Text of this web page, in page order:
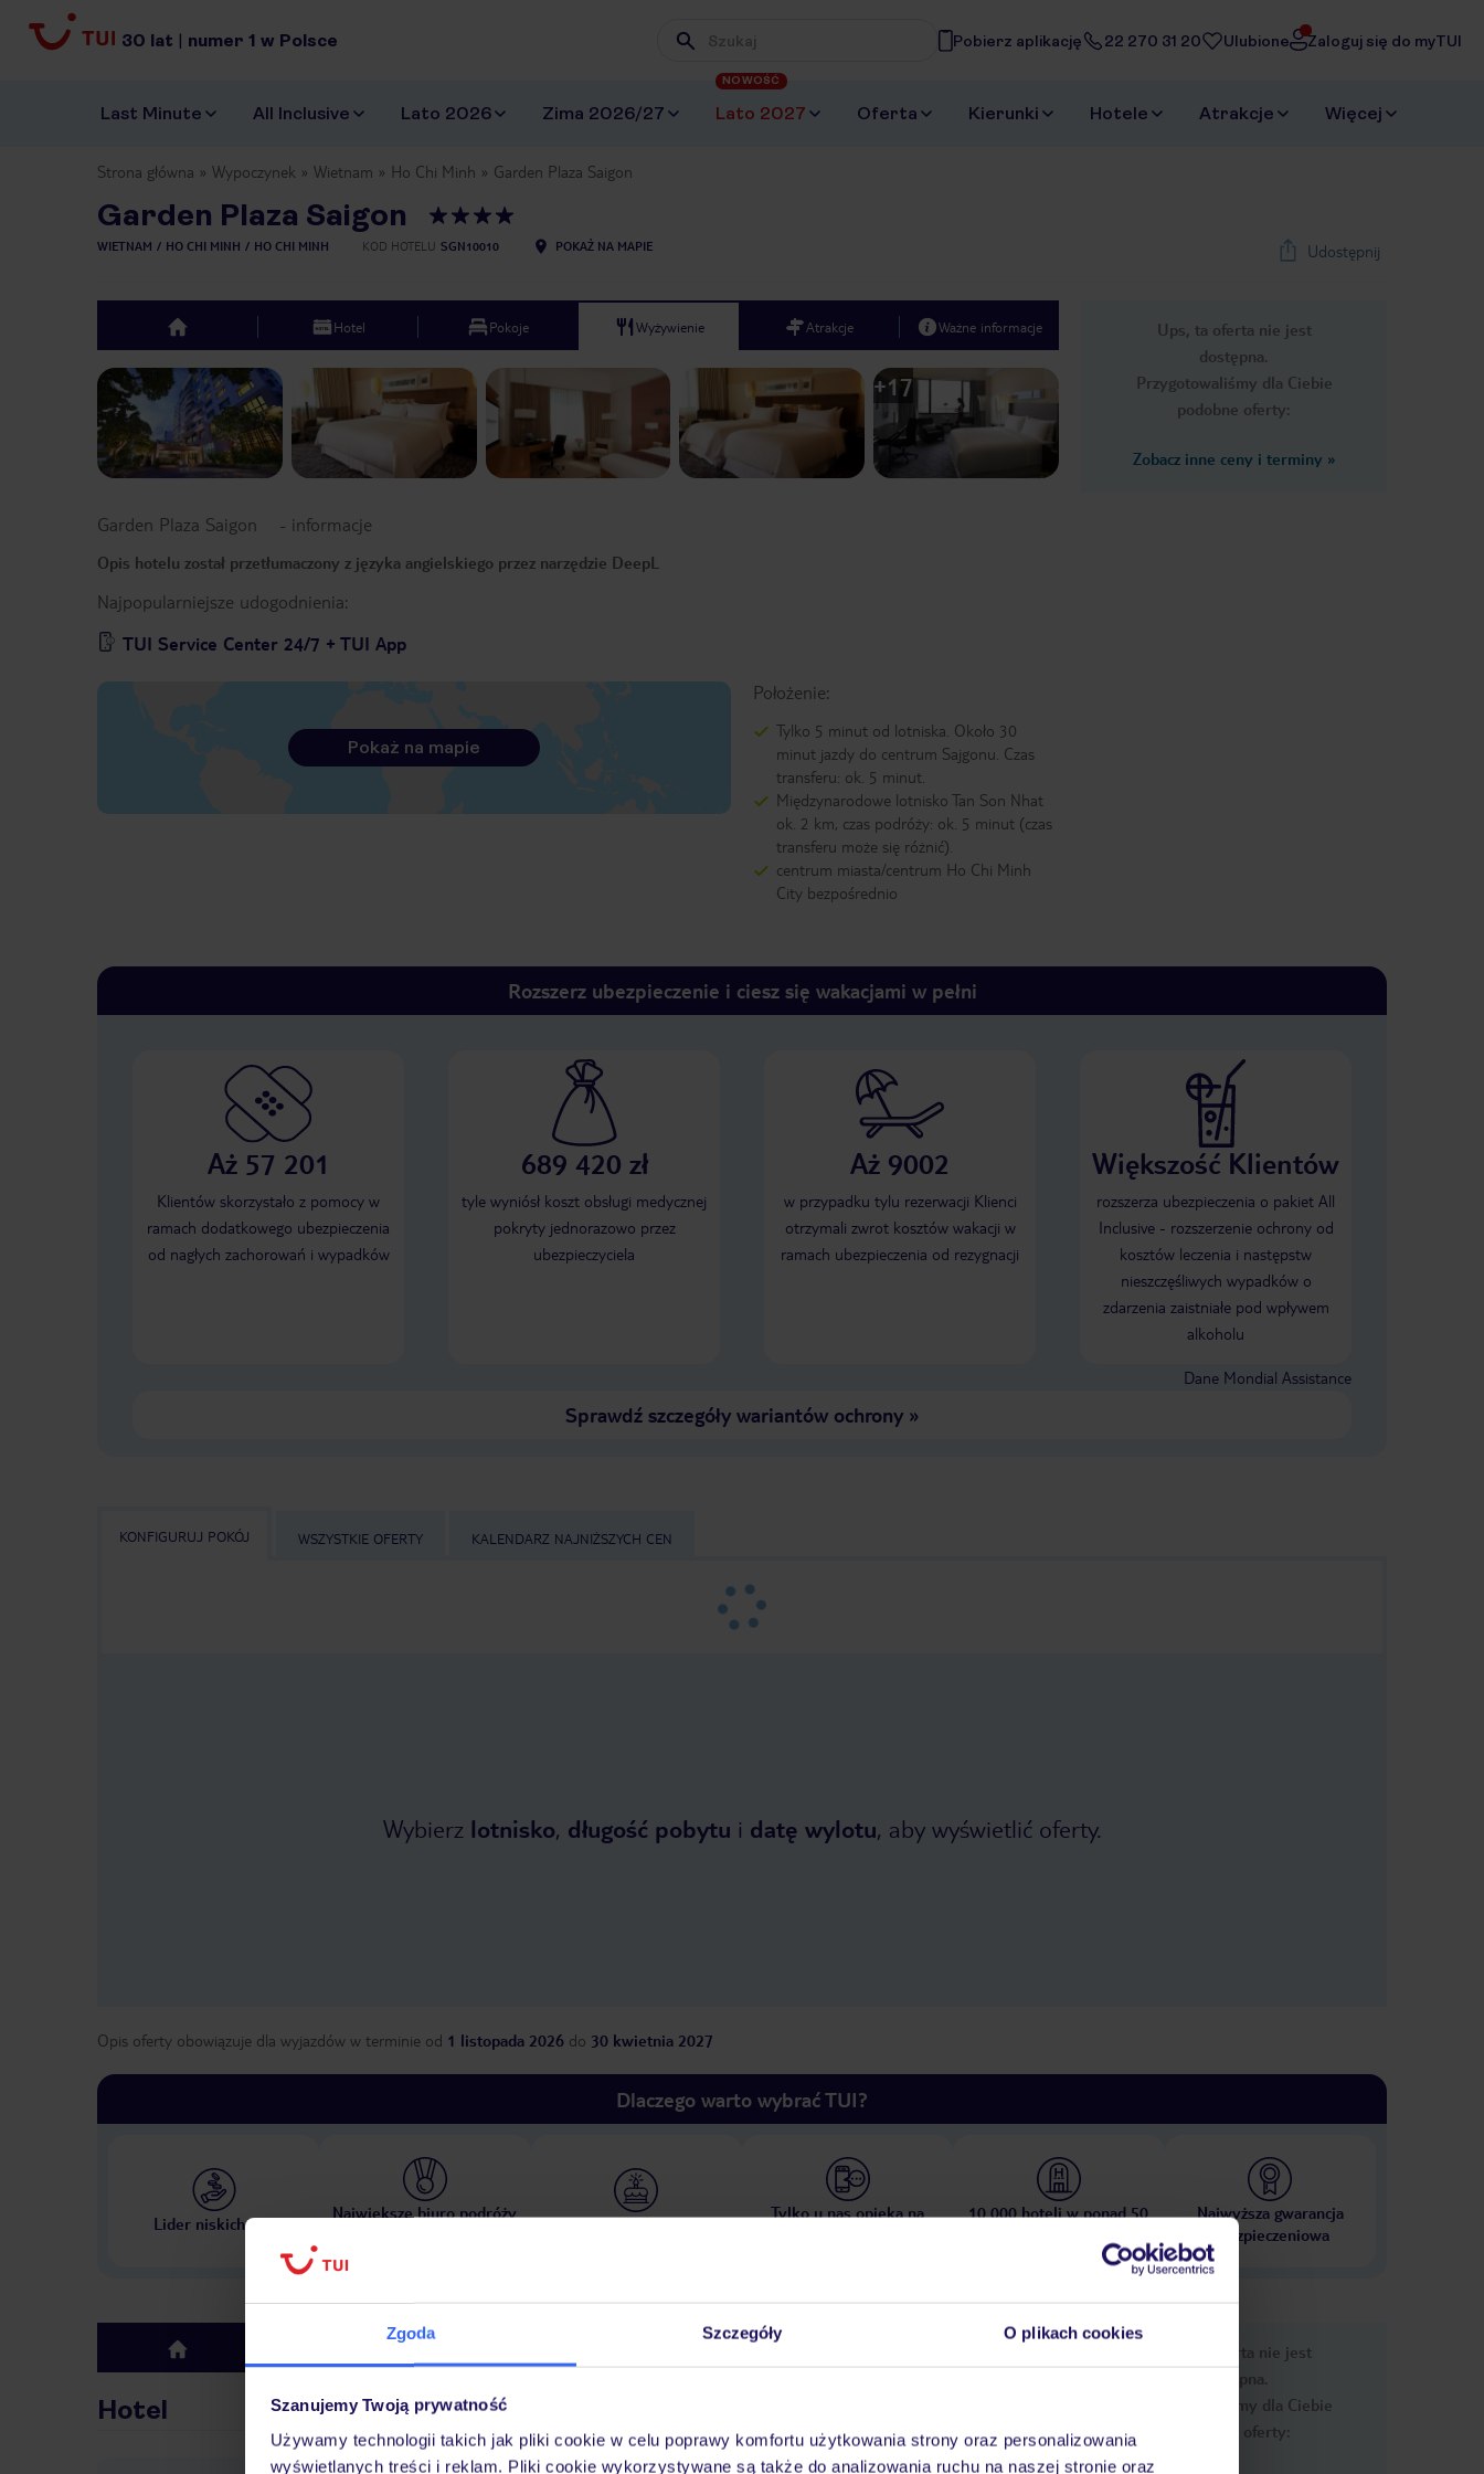
Zgoda Szczegóły O plikach cookies
Szanujemy Twoją prywatność
Używamy technologii takich jak pliki cookie w celu poprawy komfortu użytkowania strony oraz personalizowania
wyświetlanych treści i reklam. Pliki cookie wykorzystywane są także do analizowania ruchu na naszej stronie oraz
30 lat | numer 1 w Polsce Wpisz frazę, której szukasz
Pobierz aplikację 22 270 31 20 Ulubione Zaloguj się do myTUI
Last Minute All Inclusive Lato 2026 Zima 2026/27 Lato 2027
NOWOŚĆ
Oferta Kierunki Hotele Atrakcje Więcej
Strona główna Wypoczynek Wietnam Ho Chi Minh Garden Plaza Saigon
Garden Plaza Saigon
WIETNAM HO CHI MINH HO CHI MINH KOD HOTELU SGN10010 POKAŻ NA MAPIE Udostępnij
Ups, ta oferta nie jest
dostępna.
Przygotowaliśmy dla Ciebie
podobne oferty:
Zobacz inne ceny i terminy »
top Hotel Pokoje Wyżywienie Atrakcje Ważne informacje
Previous slide Next slide
1 /23
+17
Garden Plaza Saigon - informacje
Opis hotelu został przetłumaczony z języka angielskiego przez narzędzie DeepL
Najpopularniejsze udogodnienia:
TUI Service Center 24/7 + TUI App
Położenie:
Tylko 5 minut od lotniska. Około 30
minut jazdy do centrum Sajgonu. Czas
transferu: ok. 5 minut.
Międzynarodowe lotnisko Tan Son Nhat
ok. 2 km, czas podróży: ok. 5 minut (czas
transferu może się różnić).
centrum miasta/centrum Ho Chi Minh
City bezpośrednio
Pokaż na mapie
Rozszerz ubezpieczenie i ciesz się wakacjami w pełni
Aż 57 201
Klientów skorzystało z pomocy w
ramach dodatkowego ubezpieczenia
od nagłych zachorowań i wypadków
689 420 zł
tyle wyniósł koszt obsługi medycznej
pokryty jednorazowo przez
ubezpieczyciela
Aż 9002
w przypadku tylu rezerwacji Klienci
otrzymali zwrot kosztów wakacji w
ramach ubezpieczenia od rezygnacji
Większość Klientów
rozszerza ubezpieczenia o pakiet All
Inclusive - rozszerzenie ochrony od
kosztów leczenia i następstw
nieszczęśliwych wypadków o
zdarzenia zaistniałe pod wpływem
alkoholu
Dane Mondial Assistance
Sprawdź szczegóły wariantów ochrony»
KONFIGURUJ POKÓJ WSZYSTKIE OFERTY KALENDARZ NAJNIŻSZYCH CEN
Wybierz lotnisko, długość pobytu i datę wylotu, aby wyświetlić oferty.
Opis oferty obowiązuje dla wyjazdów w terminie od 1 listopada 2026 do 30 kwietnia 2027
Dlaczego warto wybrać TUI?
Lider niskich cen
Największe biuro podróży
30 lat w Polsce
Tylko u nas opieka na
10 000 hoteli w ponad 50
Najwyższa gwarancja
ubezpieczeniowa
top
Hotel
Ups, ta oferta nie jest
dostępna.
Przygotowaliśmy dla Ciebie
podobne oferty: